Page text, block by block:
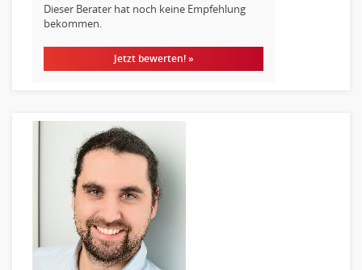
Fahrzeugtechnik
gebaeude-versorgungs-sicherheitstechnik
Luft- und Raumfahrttechnik
Maschinenbau
Materialwissenschaft
Mechatronik
Medizintechnik
Optiker, Akustiker
Brandschutz
Dieser Berater hat noch keine Empfehlung
bekommen.
Jetzt bewerten! »